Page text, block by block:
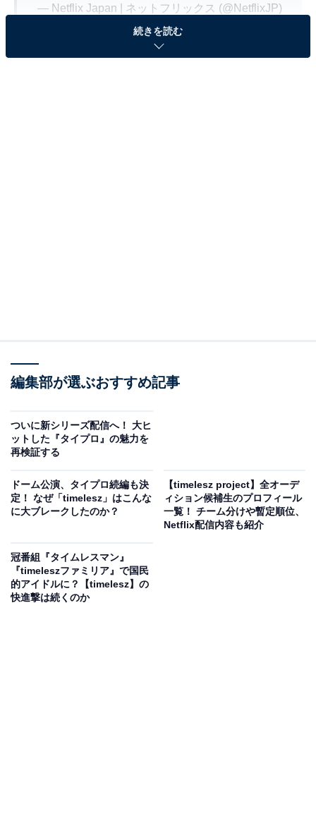
— Netflix Japan | ネットフリックス (@NetflixJP)
January 8, 2026
配信された『タイプロ2』では、新メンバーだけでな
ん、松島聡さんの苦悩も描かれています。『タイプロ』
では審査員だった3人が新メンバーと合流し、より進化
の葛藤や本音が存分に見られます。
「episode 01」は、オーディションの最終審査が終わっ
た直後からカメラが密着。加入の喜びを爆発させる新メ
ンバーたちの初々しい表情が見られます。初仕事の様子
やスタッフとの濃密な打ち合わせまでが映され、なかな
続きを読む
編集部が選ぶおすすめ記事
ついに新シリーズ配信へ！ 大ヒ
ットした『タイプロ』の魅力を
再検証する
ドーム公演、タイプロ続編も決
定！ なぜ「timelesz」はこんな
に大ブレークしたのか？
【timelesz project】全オーデ
ィション候補生のプロフィール
一覧！ チーム分けや暫定順位、
Netflix配信内容も紹介
冠番組『タイムレスマン』
『timeleszファミリア』で国民
的アイドルに？【timelesz】の
快進撃は続くのか